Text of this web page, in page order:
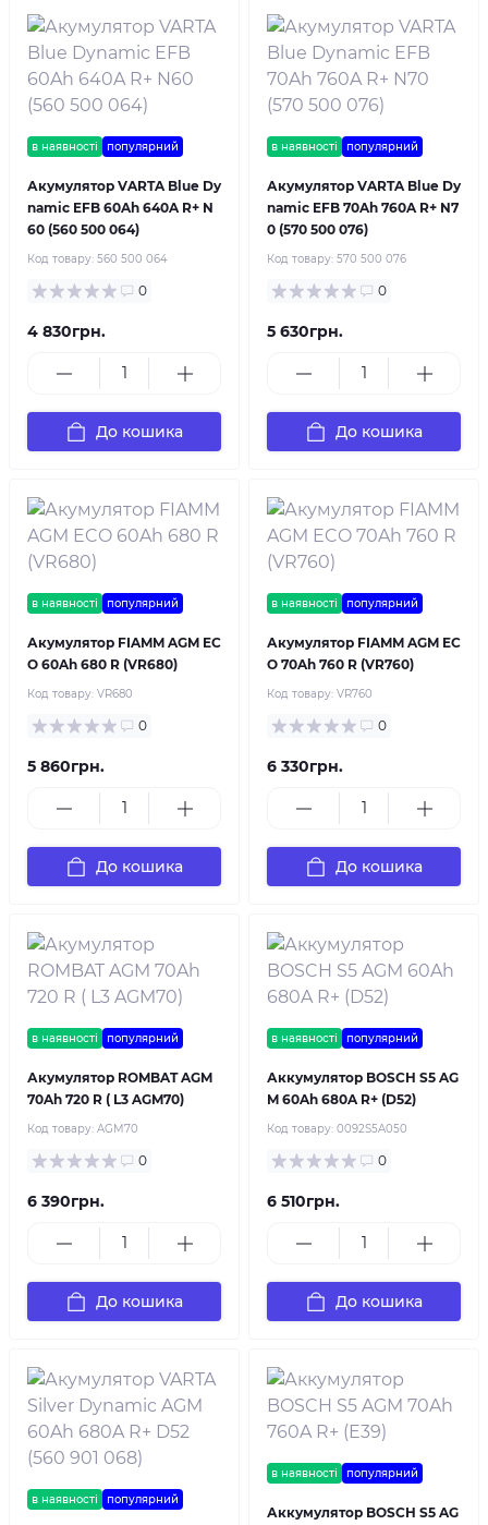
в наявності популярний
Акумулятор VARTA Blue Dy
namic EFB 60Ah 640A R+ N
60 (560 500 064)
Код товару: 560 500 064
0
4 830грн.
До кошика
в наявності популярний
Акумулятор VARTA Blue Dy
namic EFB 70Ah 760A R+ N7
0 (570 500 076)
Код товару: 570 500 076
0
5 630грн.
До кошика
в наявності популярний
Акумулятор FIAMM AGM EC
O 60Ah 680 R (VR680)
Код товару: VR680
0
5 860грн.
До кошика
в наявності популярний
Акумулятор FIAMM AGM EC
O 70Ah 760 R (VR760)
Код товару: VR760
0
6 330грн.
До кошика
в наявності популярний
Акумулятор ROMBAT AGM
70Ah 720 R ( L3 AGM70)
Код товару: AGM70
0
6 390грн.
До кошика
в наявності популярний
Аккумулятор BOSCH S5 AG
M 60Ah 680A R+ (D52)
Код товару: 0092S5A050
0
6 510грн.
До кошика
в наявності популярний
в наявності популярний
Аккумулятор BOSCH S5 AG